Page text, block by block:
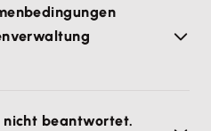
nicht beantwortet.